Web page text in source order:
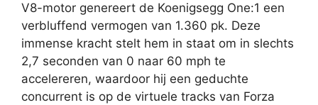
V8-motor genereert de Koenigsegg One:1 een
verbluffend vermogen van 1.360 pk. Deze
immense kracht stelt hem in staat om in slechts
2,7 seconden van 0 naar 60 mph te
accelereren, waardoor hij een geduchte
concurrent is op de virtuele tracks van Forza